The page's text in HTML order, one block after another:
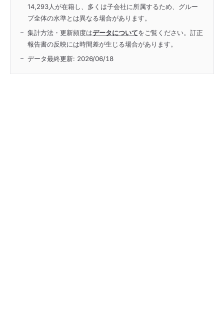
14,293人が在籍し、多くは子会社に所属するため、グルー
プ全体の水準とは異なる場合があります。
集計方法・更新頻度はデータについてをご覧ください。訂正
報告書の反映には時間差が生じる場合があります。
データ最終更新: 2026/06/18